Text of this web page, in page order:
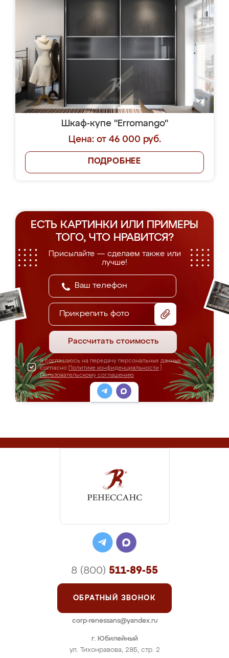
Шкаф-купе "Erromango"
Цена: от 46 000 руб.
ПОДРОБНЕЕ
ЕСТЬ КАРТИНКИ ИЛИ ПРИМЕРЫ
ТОГО, ЧТО НРАВИТСЯ?
Присылайте — сделаем также или
лучше!
Прикрепить фото
Рассчитать стоимость
Я соглашаюсь на передачу персональных данных
согласно Политике конфиденциальности
Пользовательскому соглашению
г. Юбилейный
ул. Тихонравова, 28Б, стр. 2
8 (800) 511-89-55
ОБРАТНЫЙ ЗВОНОК
corp-renessans@yandex.ru